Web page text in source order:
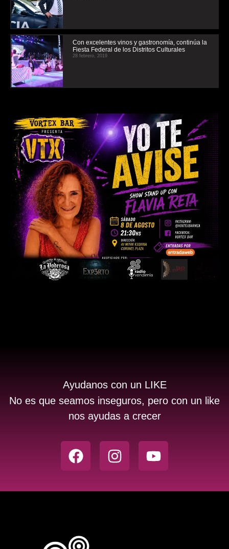
Con excelentes vinos y gastronomía, continúa la
Fiesta Federal de los Distritos Culturales
28 febrero, 2019
Ayudanos con un LIKE
No es que seamos inseguros, pero con un like
nos ayudas a crecer